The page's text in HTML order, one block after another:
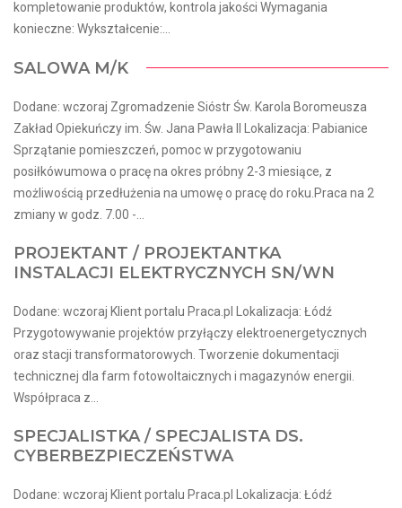
kompletowanie produktów, kontrola jakości Wymagania
konieczne: Wykształcenie:...
SALOWA M/K
Dodane: wczoraj Zgromadzenie Sióstr Św. Karola Boromeusza
Zakład Opiekuńczy im. Św. Jana Pawła II Lokalizacja: Pabianice
Sprzątanie pomieszczeń, pomoc w przygotowaniu
posiłkówumowa o pracę na okres próbny 2-3 miesiące, z
możliwością przedłużenia na umowę o pracę do roku.Praca na 2
zmiany w godz. 7.00 -...
PROJEKTANT / PROJEKTANTKA
INSTALACJI ELEKTRYCZNYCH SN/WN
Dodane: wczoraj Klient portalu Praca.pl Lokalizacja: Łódź
Przygotowywanie projektów przyłączy elektroenergetycznych
oraz stacji transformatorowych. Tworzenie dokumentacji
technicznej dla farm fotowoltaicznych i magazynów energii.
Współpraca z...
SPECJALISTKA / SPECJALISTA DS.
CYBERBEZPIECZEŃSTWA
Dodane: wczoraj Klient portalu Praca.pl Lokalizacja: Łódź